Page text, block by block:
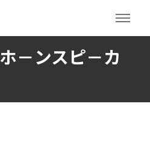
－ンスピ－カ